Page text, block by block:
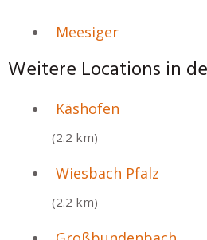
Meesiger
Weitere Locations in
Käshofen
(2.2 km)
Wiesbach Pfalz
(2.2 km)